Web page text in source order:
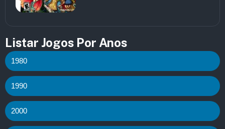
Listar Jogos Por Anos
1980
1990
2000